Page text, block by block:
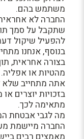
משתמש בהם.
החברה לא
שתקבל על סמך
להפעיל שיקול
בצורה אחראית,
מהטיות או אפליה.
אתה מתחייב שלא
בזכויות יוצרים
מתאימה לכך.
מה לגבי אבטחת
החברה מיישמת